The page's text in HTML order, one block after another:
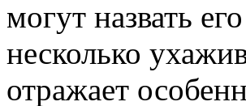
могут назвать
несколько
отражает